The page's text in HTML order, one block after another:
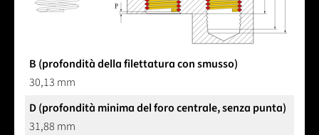
B (profondità della filettatura con smusso)
30,13 mm
D (profondità minima del foro centrale, senza punta)
31,88 mm